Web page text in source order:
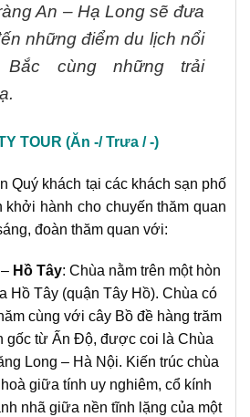
An – Hạ Long sẽ đưa
những điểm du lịch nổi
Bắc cùng những trải
TOUR (Ăn -/ Trưa / -)
Quý khách tại các khách sạn phố
hành cho chuyến thăm quan
đoàn thăm quan với:
Hồ Tây: Chùa nằm trên một hòn
Hồ Tây (quận Tây Hồ). Chùa có
cùng với cây Bồ đề hàng trăm
gốc từ Ấn Độ, được coi là Chùa
Long – Hà Nội. Kiến trúc chùa
giữa tính uy nghiêm, cổ kính
nhã giữa nền tĩnh lặng của một